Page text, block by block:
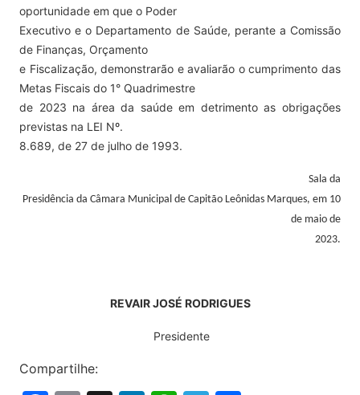
oportunidade em que o Poder
Executivo e o Departamento de Saúde, perante a Comissão
de Finanças, Orçamento
e Fiscalização, demonstrarão e avaliarão o cumprimento das
Metas Fiscais do 1° Quadrimestre
de 2023 na área da saúde em detrimento as obrigações
previstas na LEI Nº.
8.689, de 27 de julho de 1993.
Sala da
Presidência da Câmara Municipal de Capitão Leônidas Marques, em 10
de maio de
2023.
REVAIR JOSÉ RODRIGUES
Presidente
Compartilhe: